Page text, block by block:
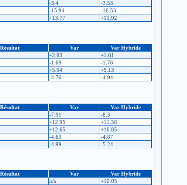
-3.4
-3.53
-15.94
-16.53
+13.77 +11.92
Résultat Var
Var Hybride
+2.03
+1.61
-1.69
-1.76
+5.94
+5.13
-4.76 -4.94
Résultat Var
Var Hybride
-7.91
-8.3
+12.95
+11.56
+12.65
+10.85
-4.63
-4.87
-4.99 -5.24
Résultat Var
Var Hybride
n/a
+10.05